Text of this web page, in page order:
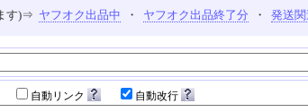
す)⇒ ヤフオク出品中 ・ ヤフオク出品終了分 ・ 発送
自動リンク 自動改行